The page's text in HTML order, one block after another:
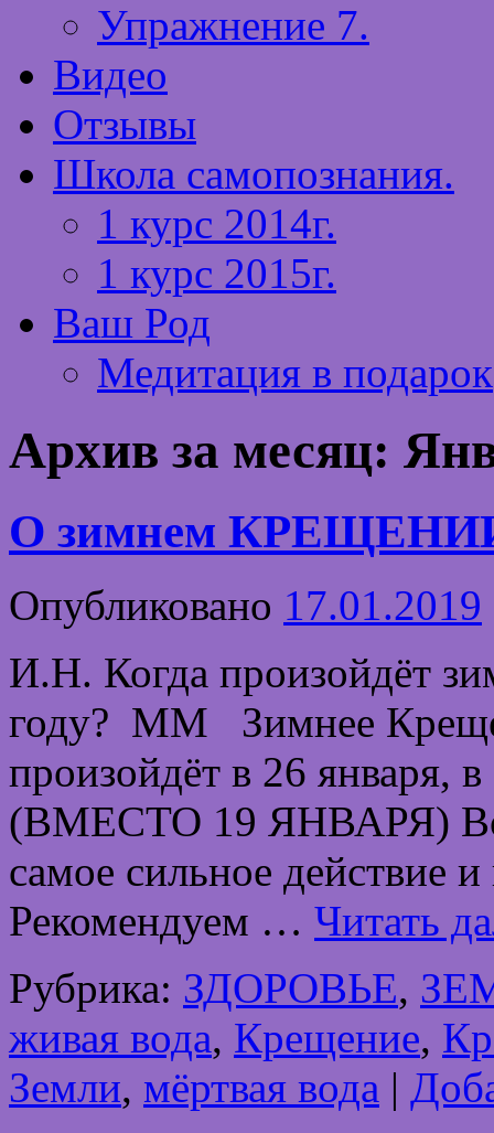
Упражнение 7.
Видео
Отзывы
Школа самопознания.
1 курс 2014г.
1 курс 2015г.
Ваш Род
Медитация в подарок
Архив за месяц:
О зимнем КРЕЩЕНИИ
Опубликовано 17.01.2019
И.Н. Когда произойдёт
году? ММ Зимнее
произойдёт в 26 января,
(ВМЕСТО 19 ЯНВАРЯ)
самое сильное действие
Рекомендуем … Читать
Рубрика: ЗДОРОВЬЕ,
живая вода, Крещение,
Земли, мёртвая вода |